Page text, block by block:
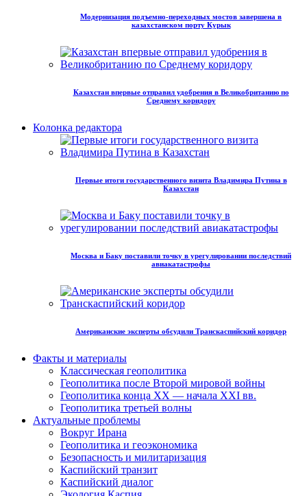
Модернизация подъемно-переходных мостов завершена в
казахстанском порту Курык
Казахстан впервые отправил удобрения в Великобританию по
Среднему коридору
Колонка редактора
Первые итоги государственного визита Владимира Путина в
Казахстан
Москва и Баку поставили точку в урегулировании последствий
авиакатастрофы
Американские эксперты обсудили Транскаспийский коридор
Факты и материалы
Классическая геополитика
Геополитика после Второй мировой войны
Геополитика конца XX — начала XXI вв.
Геополитика третьей волны
Актуальные проблемы
Вокруг Ирана
Геополитика и геоэкономика
Безопасность и милитаризация
Каспийский транзит
Каспийский диалог